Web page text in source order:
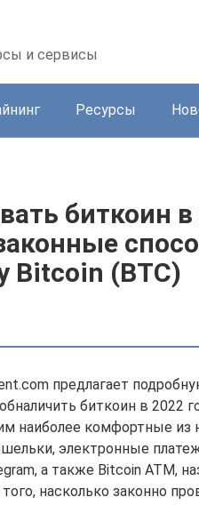
и сервисы
Ресурсы
биткоин в
Bitcoin (BTC)
предлагает
биткоин в
наиболее комфортные
электронные
а также Bitcoin ATM,
насколько законно